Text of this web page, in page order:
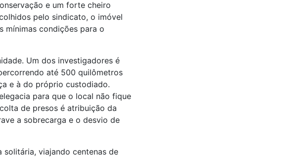
e um forte cheiro
pelo sindicato, o imóvel
mínimas condições para o
Um dos investigadores é
até 500 quilômetros
e à do próprio custodiado.
para que o local não fique
de presos é atribuição da
a sobrecarga e o desvio de
solitária, viajando centenas de